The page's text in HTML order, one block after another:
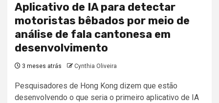
Aplicativo de IA para detectar
motoristas bêbados por meio de
análise de fala cantonesa em
desenvolvimento
3 meses atrás Cynthia Oliveira
Pesquisadores de Hong Kong dizem que estão
desenvolvendo o que seria o primeiro aplicativo de IA